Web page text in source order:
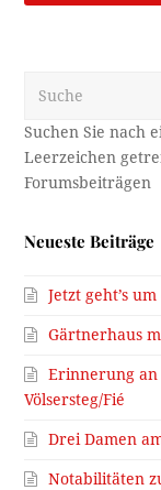
Neueste Beiträge
Jetzt geht’s
Gärtnerhaus
Erinnerung
Völsersteg/Fié
Drei Damen
Notabilitäten